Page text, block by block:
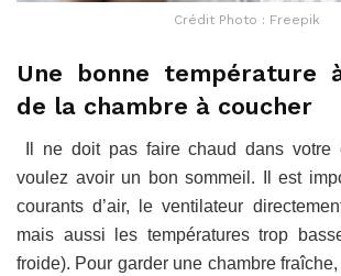
Crédit Photo : Freepik
Une bonne température
de la chambre à coucher
Il ne doit pas faire chaud dans votre
voulez avoir un bon sommeil. Il est
courants d’air, le ventilateur
mais aussi les températures trop
froide). Pour garder une chambre fraîche,